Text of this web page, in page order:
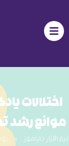
اختلالات
موانع رشد
نرم افزار دایاموز »